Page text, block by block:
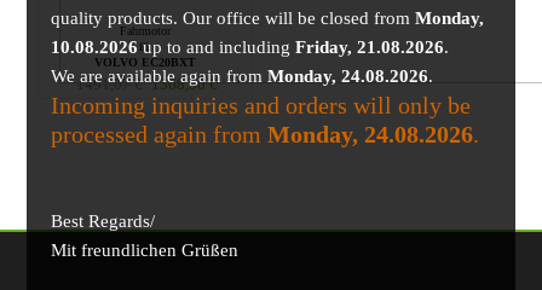
quality products. Our office will be closed fromMonday,
10.08.2026up to and includingFriday, 21.08.2026.
We are available again fromMonday, 24.08.2026.
Incoming inquiries and orders will only be
processed again fromMonday, 24.08.2026.
Best Regards/
Mit freundlichen Grüßen
Fahrmotor
für
VOLVO EC20BXT
1491,07€ 1368,50€